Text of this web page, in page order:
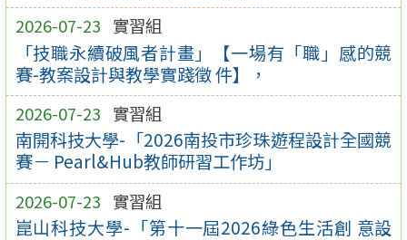
2026-07-23 實習組
「技職永續破風者計畫」【一場有「職」感的競
賽-教案設計與教學實踐徵 件】，
2026-07-23 實習組
南開科技大學-「2026南投市珍珠遊程設計全國競
賽－ Pearl&Hub教師研習工作坊」
2026-07-23 實習組
崑山科技大學-「第十一屆2026綠色生活創 意設